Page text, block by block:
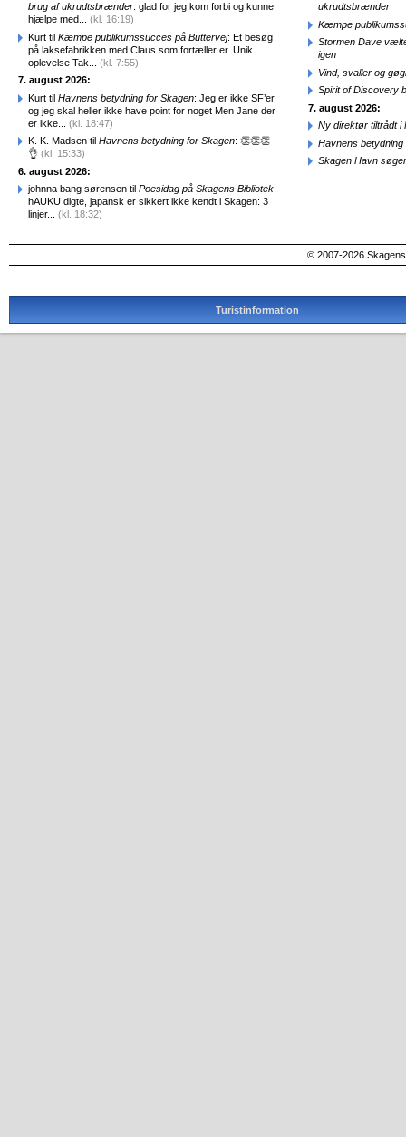
brug af ukrudtsbrænder: glad for jeg kom forbi og kunne
hjælpe med... (kl. 16:19)
Kurt til Kæmpe publikumssucces på Buttervej: Et besøg
på laksefabrikken med Claus som fortæller er. Unik
oplevelse Tak... (kl. 7:55)
7. august 2026:
Kurt til Havnens betydning for Skagen: Jeg er ikke SF’er
og jeg skal heller ikke have point for noget Men Jane der
er ikke... (kl. 18:47)
K. K. Madsen til Havnens betydning for Skagen: 👏👏👏
👌 (kl. 15:33)
6. august 2026:
johnna bang sørensen til Poesidag på Skagens Bibliotek:
hAUKU digte, japansk er sikkert ikke kendt i Skagen: 3
linjer... (kl. 18:32)
ukrudtsbrænder
Kæmpe
Stormen Dave
igen
Vind, svaller og
Spirit of Discovery
7. august 2026:
Ny direktør tiltrådt i
Havnens betydning
Skagen Havn
© 2007-2026
Turistinformation